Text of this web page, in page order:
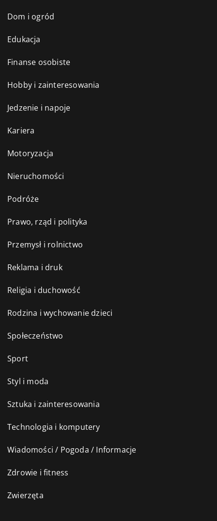
Dom i ogród
Edukacja
Finanse osobiste
Hobby i zainteresowania
Jedzenie i napoje
Kariera
Motoryzacja
Nieruchomości
Podróże
Prawo, rząd i polityka
Przemysł i rolnictwo
Reklama i druk
Religia i duchowość
Rodzina i wychowanie dzieci
Społeczeństwo
Sport
Styl i moda
Sztuka i zainteresowania
Technologia i komputery
Wiadomości / Pogoda / Informacje
Zdrowie i fitness
Zwierzęta